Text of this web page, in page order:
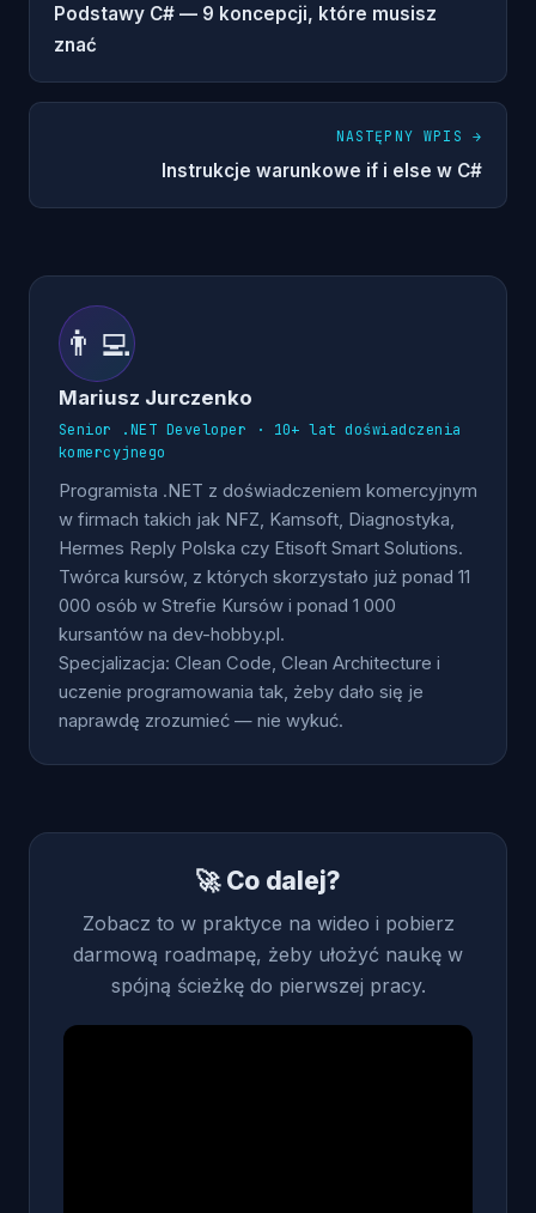
Podstawy C# — 9 koncepcji, które musisz
znać
NASTĘPNY WPIS →
Instrukcje warunkowe if i else w C#
👨‍💻
Mariusz Jurczenko
Senior .NET Developer · 10+ lat doświadczenia
komercyjnego
Programista .NET z doświadczeniem komercyjnym
w firmach takich jak NFZ, Kamsoft, Diagnostyka,
Hermes Reply Polska czy Etisoft Smart Solutions.
Twórca kursów, z których skorzystało już ponad 11
000 osób w Strefie Kursów i ponad 1 000
kursantów na dev-hobby.pl.
Specjalizacja: Clean Code, Clean Architecture i
uczenie programowania tak, żeby dało się je
naprawdę zrozumieć — nie wykuć.
🚀 Co dalej?
Zobacz to w praktyce na wideo i pobierz
darmową roadmapę, żeby ułożyć naukę w
spójną ścieżkę do pierwszej pracy.